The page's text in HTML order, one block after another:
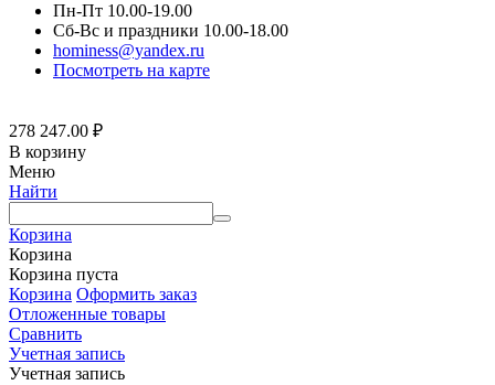
Пн-Пт 10.00-19.00
Сб-Вс и праздники 10.00-18.00
hominess@yandex.ru
Посмотреть на карте
278 247.00 ₽
В корзину
Меню
Найти
Корзина
Корзина
Корзина пуста
Корзина Оформить заказ
Отложенные товары
Сравнить
Учетная запись
Учетная запись